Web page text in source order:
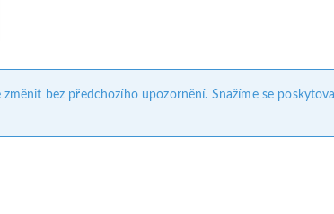
bez předchozího upozornění. Snažíme se